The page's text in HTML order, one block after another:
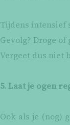
Tijdens intensief
Gevolg? Droge
Vergeet dus niet
5. Laat je ogen
Ook als je (nog)